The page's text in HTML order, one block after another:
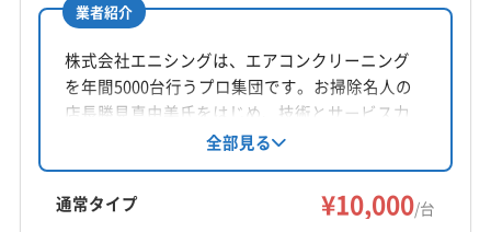
所在地
山口県防府市牟礼65-2
対応地域
下関市 下松市
山口市
山陽小野田市 周南市 萩市 美祢市
防府市
柳井市
阿武郡阿武町
熊毛郡上関町
業者紹介
株式会社エニシングは、エアコンクリーニング
を年間5000台行うプロ集団です。お掃除名人の
店長勝見真由美氏をはじめ、技術とサービス力
に自信を持つスタッフが、丁寧かつ迅速に対
応。土日祝日も対応可能で、防カビ・抗菌コー
ティングなどのオプションも充実しています。
東京都、山口県に対応しています。
全部見る
通常タイプ ¥10,000/台